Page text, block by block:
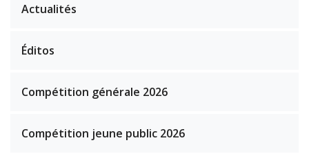
Actualités
Éditos
Compétition générale 2026
Compétition jeune public 2026